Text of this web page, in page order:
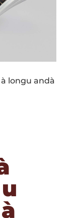
longu andà